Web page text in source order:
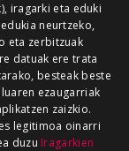
iragarki eta eduki
neurtzeko,
eta zerbitzuak
datuak ere trata
besteak beste
ezaugarriak
zaizkio.
legitimoa oinarri
duzu Iragarkien